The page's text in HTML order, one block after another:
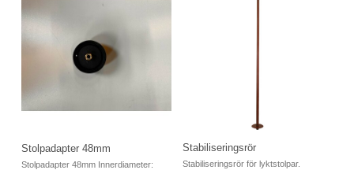
Stolpadapter 48mm
Stolpadapter 48mm Innerdiameter:
Stabiliseringsrör
Stabiliseringsrör för lyktstolpar.